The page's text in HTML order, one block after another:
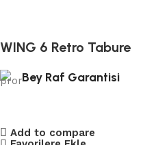
WING 6 Retro Tabure
Bey Raf Garantisi
Add to compare